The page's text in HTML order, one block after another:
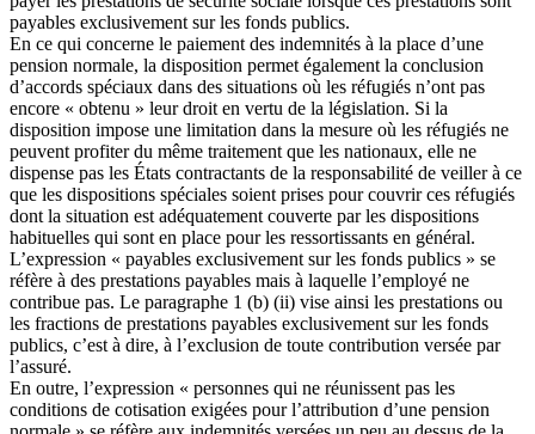
payables exclusivement sur les fonds publics.
En ce qui concerne le paiement des indemnités à la place d’une
pension normale, la disposition permet également la conclusion
d’accords spéciaux dans des situations où les réfugiés n’ont pas
encore « obtenu » leur droit en vertu de la législation. Si la
disposition impose une limitation dans la mesure où les réfugiés ne
peuvent profiter du même traitement que les nationaux, elle ne
dispense pas les États contractants de la responsabilité de veiller à ce
que les dispositions spéciales soient prises pour couvrir ces réfugiés
dont la situation est adéquatement couverte par les dispositions
habituelles qui sont en place pour les ressortissants en général.
L’expression « payables exclusivement sur les fonds publics » se
réfère à des prestations payables mais à laquelle l’employé ne
contribue pas. Le paragraphe 1 (b) (ii) vise ainsi les prestations ou
les fractions de prestations payables exclusivement sur les fonds
publics, c’est à dire, à l’exclusion de toute contribution versée par
l’assuré.
En outre, l’expression « personnes qui ne réunissent pas les
conditions de cotisation exigées pour l’attribution d’une pension